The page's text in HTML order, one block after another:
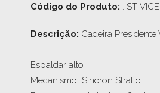
Código do Produto: : ST-
Descrição: Cadeira Presidente
Espaldar alto
Mecanismo  Sincron Stratto